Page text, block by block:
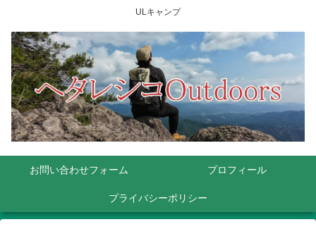
ULキャンプ
お問い合わせフォーム プロフィール
プライバシーポリシー